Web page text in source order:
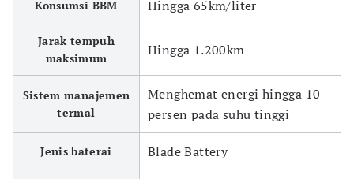
Konsumsi BBM Hingga 65km/liter
Jarak tempuh
maksimum
Hingga 1.200km
Sistem manajemen
termal
Menghemat energi hingga 10
persen pada suhu tinggi
Jenis baterai Blade Battery